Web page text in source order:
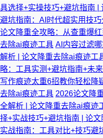
具选择+实操技巧+避坑指南 |
避坑指南：AI时代超实用技
论文降重全攻略：从查重爆
去除ai痕迹工具 AI内容过滤
解析 | 论文降重去除ai痕迹工
略：工具实测+避坑指南+未
写作痕迹太重6招教你轻松降
去除ai痕迹工具 2026论文降
全解析 | 论文降重去除ai痕迹
择+实战技巧+避坑指南 | 论
实战指南：工具对比+技巧避